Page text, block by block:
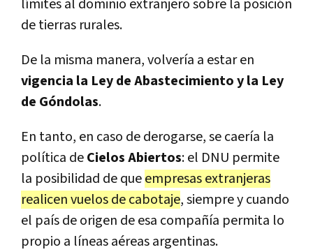
límites al dominio extranjero sobre la posición
de tierras rurales.
De la misma manera, volvería a estar en
vigencia la Ley de Abastecimiento y la Ley
de Góndolas.
En tanto, en caso de derogarse, se caería la
política deCielos Abiertos: el DNU permite
la posibilidad de queempresas extranjeras
realicen vuelos de cabotaje, siempre y cuando
el país de origen de esa compañía permita lo
propio a líneas aéreas argentinas.